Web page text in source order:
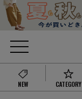
NEW CATEGORY